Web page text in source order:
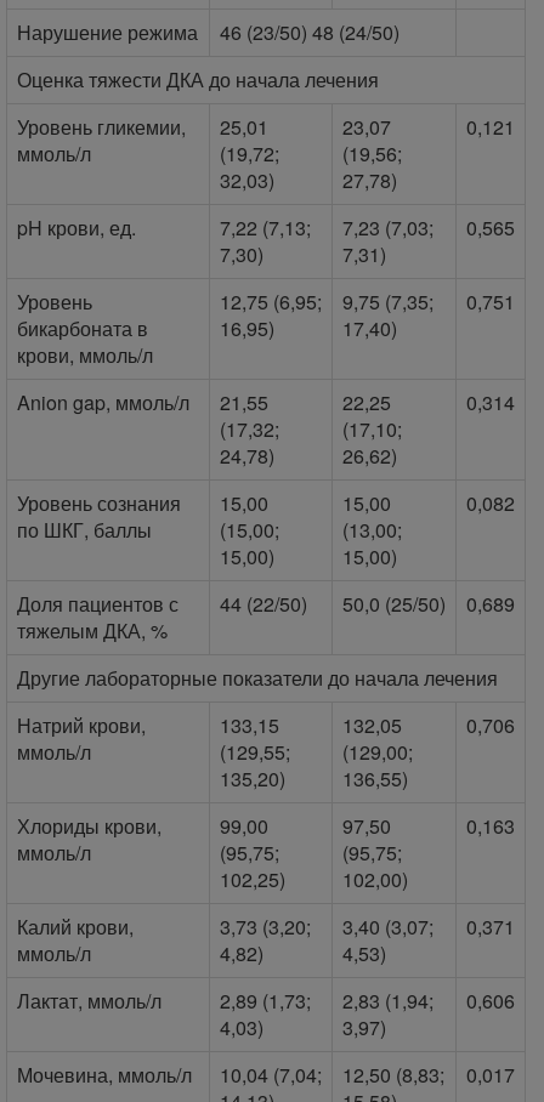
Нарушение режима
46 (23/50) 48 (24/50)
Оценка тяжести ДКА до начала лечения
Уровень гликемии,
ммоль/л
25,01
(19,72;
32,03)
23,07
(19,56;
27,78)
0,121
pH крови, ед.
7,22 (7,13;
7,30)
7,23 (7,03;
7,31)
0,565
Уровень
бикарбоната в
крови, ммоль/л
12,75 (6,95;
16,95)
9,75 (7,35;
17,40)
0,751
Anion gap, ммоль/л
21,55
(17,32;
24,78)
22,25
(17,10;
26,62)
0,314
Уровень сознания
по ШКГ, баллы
15,00
(15,00;
15,00)
15,00
(13,00;
15,00)
0,082
Доля пациентов с
тяжелым ДКА, %
44 (22/50) 50,0 (25/50) 0,689
Другие лабораторные показатели до начала лечения
Натрий крови,
ммоль/л
133,15
(129,55;
135,20)
132,05
(129,00;
136,55)
0,706
Хлориды крови,
ммоль/л
99,00
(95,75;
102,25)
97,50
(95,75;
102,00)
0,163
Калий крови,
ммоль/л
3,73 (3,20;
4,82)
3,40 (3,07;
4,53)
0,371
Лактат, ммоль/л
2,89 (1,73;
4,03)
2,83 (1,94;
3,97)
0,606
Мочевина, ммоль/л
10,04 (7,04;
12,50 (8,83;
0,017